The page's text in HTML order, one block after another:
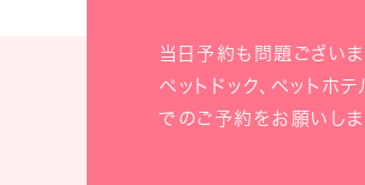
当日予約も問題ございま
ペットドック、ペットホ
でのご予約をお願いしま